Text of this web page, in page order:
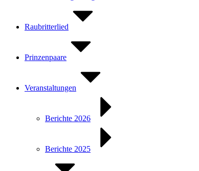
Raubritterlied
Prinzenpaare
Veranstaltungen
Berichte 2026
Berichte 2025